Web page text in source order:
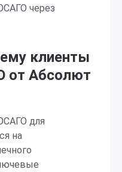
через
клиенты
от Абсолют
для
на